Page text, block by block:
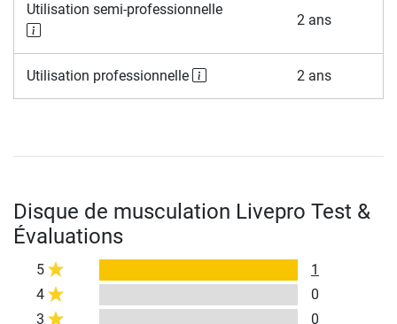
Utilisation semi-professionnelle
2 ans
Utilisation professionnelle 2 ans
Disque de musculation Livepro Test &
Évaluations
5
1
4
0
3
0